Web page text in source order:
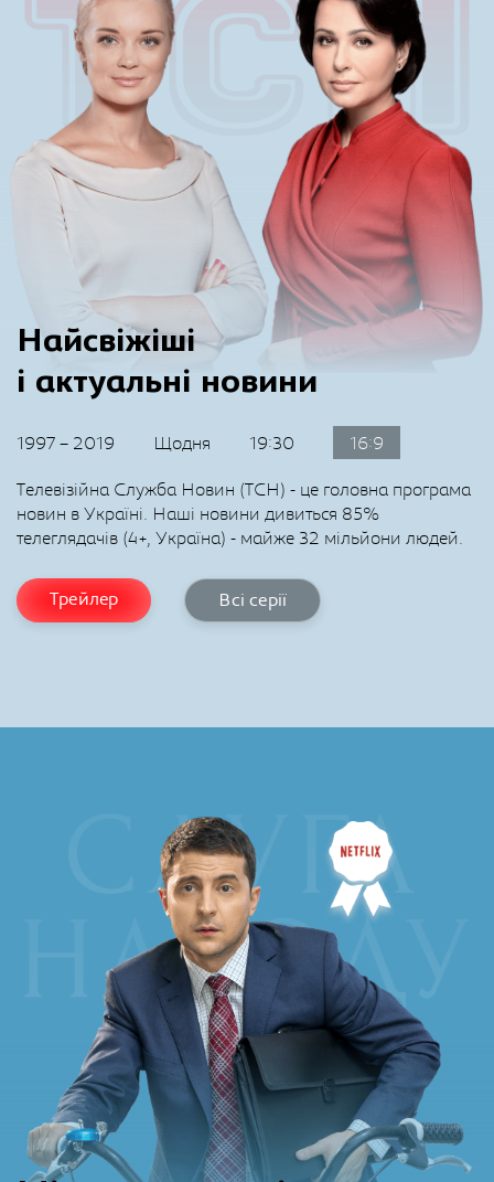
Найсвіжіші
і актуальні новини
1997 – 2019 Щодня 19:30 16:9
Телевізійна Служба Новин (ТСН) - це головна програма
новин в Україні. Наші новини дивиться 85%
телеглядачів (4+, Україна) - майже 32 мільйони людей.
Трейлер Всі серії